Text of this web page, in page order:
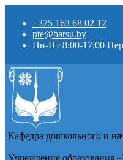
+375 163 68 02 12
pte@barsu.by
Пн-Пт 8:00-17:00
Кафедра дошкольного и
Учреждение образования